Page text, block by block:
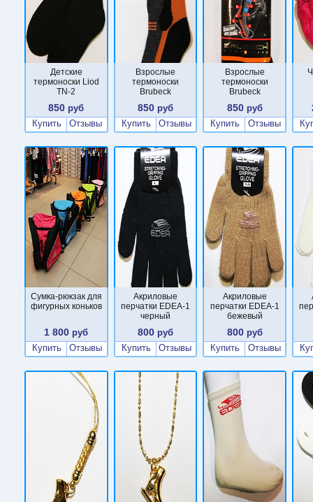
Детские
термоноски Liod
TN-2
850 руб
Купить
Отзывы
Взрослые
термоноски
Brubeck
850 руб
Купить
Отзывы
Взрослые
термоноски
Brubeck
850руб
Купить
Отзывы
Сумка-рюкзак для
фигурных коньков
1 800 руб
Купить
Отзывы
Акриловые
перчатки EDEA-1
черный
800 руб
Купить
Отзывы
Акриловые
перчатки EDEA-1
бежевый
800руб
Купить
Отзывы